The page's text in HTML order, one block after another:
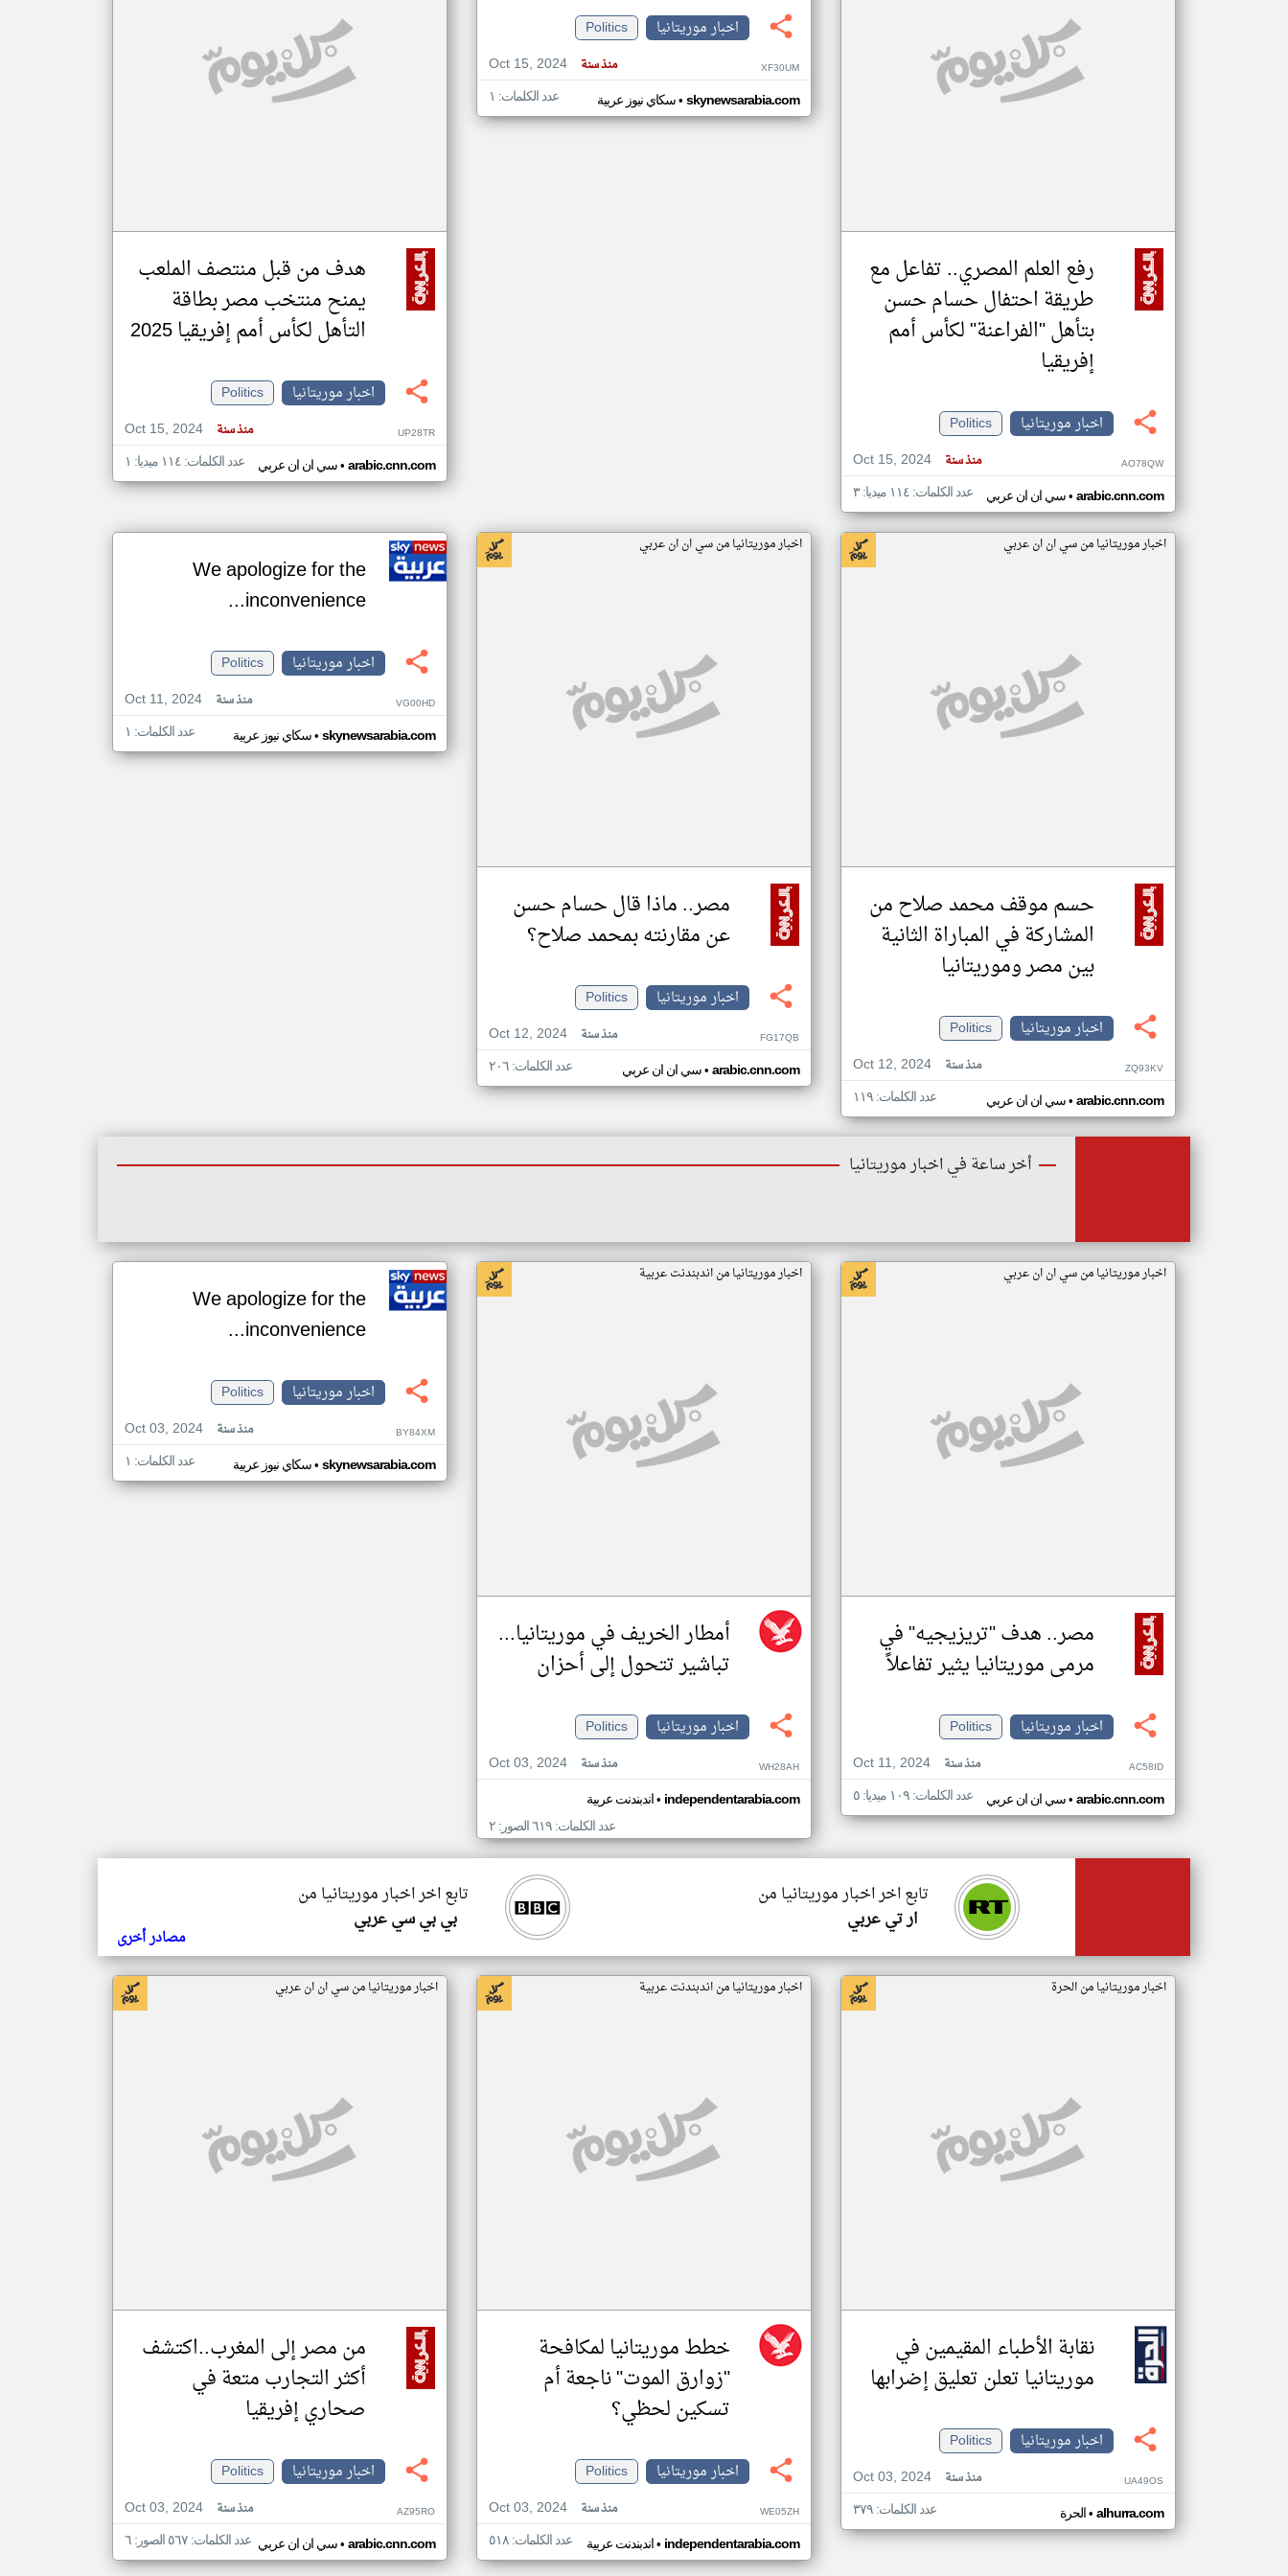
مصادر الأخبار من موريتانيا
رفع العلم المصري.. تفاعل مع
طريقة احتفال حسام حسن
بتأهل "الفراعنة" لكأس أمم
إفريقيا
اخبار موريتانيا
Politics
Oct 15, 2024
منذ سنة AO78QW
سي ان ان عربي• arabic.cnn.com عدد الكلمات: ١١٤ ميديا: ٣
اخبار موريتانيا
Politics
Oct 15, 2024
منذ سنة XF30UM
سكاي نيوز عربية• skynewsarabia.com عدد الكلمات: ١
هدف من قبل منتصف الملعب
يمنح منتخب مصر بطاقة
التأهل لكأس أمم إفريقيا 2025
اخبار موريتانيا
Politics
Oct 15, 2024
منذ سنة UP28TR
سي ان ان عربي• arabic.cnn.com عدد الكلمات: ١١٤ ميديا: ١
اخبار موريتانيا من سي ان ان عربي
حسم موقف محمد صلاح من
المشاركة في المباراة الثانية
بين مصر وموريتانيا
اخبار موريتانيا
Politics
Oct 12, 2024
منذ سنة ZQ93KV
سي ان ان عربي• arabic.cnn.com عدد الكلمات: ١١٩
اخبار موريتانيا من سي ان ان عربي
مصر.. ماذا قال حسام حسن
عن مقارنته بمحمد صلاح؟
اخبار موريتانيا
Politics
Oct 12, 2024
منذ سنة FG17QB
سي ان ان عربي• arabic.cnn.com عدد الكلمات: ٢٠٦
We apologize for the
inconvenience...
اخبار موريتانيا
Politics
Oct 11, 2024
منذ سنة VG00HD
سكاي نيوز عربية• skynewsarabia.com عدد الكلمات: ١
أخر ساعة في اخبار موريتانيا
اخبار موريتانيا من سي ان ان عربي
مصر.. هدف "تريزيجيه" في
مرمى موريتانيا يثير تفاعلاً
اخبار موريتانيا
Politics
Oct 11, 2024
منذ سنة AC58ID
سي ان ان عربي• arabic.cnn.com عدد الكلمات: ١٠٩ ميديا: ٥
اخبار موريتانيا من اندبندنت عربية
أمطار الخريف في موريتانيا...
تباشير تتحول إلى أحزان
اخبار موريتانيا
Politics
Oct 03, 2024
منذ سنة WH28AH
اندبندنت عربية• independentarabia.com
عدد الكلمات: ٦١٩ الصور: ٢
We apologize for the
inconvenience...
اخبار موريتانيا
Politics
Oct 03, 2024
منذ سنة BY84XM
سكاي نيوز عربية• skynewsarabia.com عدد الكلمات: ١
تابع اخر اخبار موريتانيا من
بي بي سي عربي
تابع اخر اخبار موريتانيا من
ار تي عربي
مصادر أخرى
اخبار موريتانيا من الحرة
نقابة الأطباء المقيمين في
موريتانيا تعلن تعليق إضرابها
اخبار موريتانيا
Politics
Oct 03, 2024
منذ سنة UA49OS
الحرة• alhurra.com عدد الكلمات: ٣٧٩
اخبار موريتانيا من اندبندنت عربية
خطط موريتانيا لمكافحة
"زوارق الموت" ناجعة أم
تسكين لحظي؟
اخبار موريتانيا
Politics
Oct 03, 2024
منذ سنة WE05ZH
اندبندنت عربية• independentarabia.com عدد الكلمات: ٥١٨
اخبار موريتانيا من سي ان ان عربي
من مصر إلى المغرب..اكتشف
أكثر التجارب متعة في
صحاري إفريقيا
اخبار موريتانيا
Politics
Oct 03, 2024
منذ سنة AZ95RO
سي ان ان عربي• arabic.cnn.com عدد الكلمات: ٥٦٧ الصور: ٦